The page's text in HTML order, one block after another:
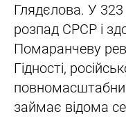
Глядєлова. У
розпад СРСР і
Помаранчеву
Гідності,
займає відома